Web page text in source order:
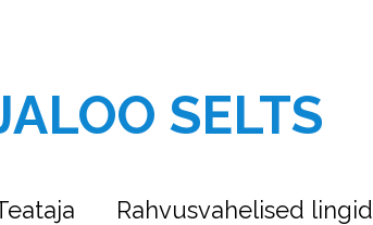
SELTS
Rahvusvahelised lingid